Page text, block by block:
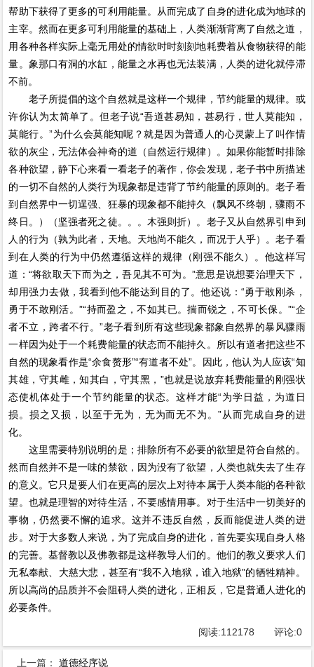
帮助下获得了更多的可利用能量。从而完成了自身的进化成为地球的
主宰。然而在更多可利用能量的基础上，人类渐渐背离了自然之道，
用各种各样实际上毫无用处的情欲时时刻刻地耗费着从食物获得的能
量。象那口有洞的水缸，能量之水再也无法装满，人类的进化就停滞
不前。
老子所提倡的这个自然就是这样一个规律，节约能量的规律。或
许你认为太简单了。但老子说“吾道甚易知，甚易行，世人莫能知，
莫能行。”为什么会莫能知呢？就是因为普通人的心灵蒙上了叫作情
欲的灰尘，无法体会神奇的道（自然运行规律）。如果你能暂时排除
各种欲望，静下心来看一看老子的著作，你会发现，老子书中所描述
的一切不自然的人类行为现象都是违背了节约能量的原则的。老子看
到自然界中一切逞强、狂暴的现象都不能持久（飘风不终朝，骤雨不
终日。）（坚强者死之徒。。。木强则折）。老子又从自然界引申到
人的行为（孰为此者，天地。天地尚不能久，而况于人乎）。老子看
到在人类的行为中仍然遵循这样的规律（刚强不能久）。他这样写
道：“将欲取天下而为之，吾见其不可为。”意思是说想要治理天下，
却用强力去做，我看到他不能达到目的了。他还说：“勇于敢刚杀，
勇于不敢刚活。”“持而盈之，不如其已。揣而锐之，不可长保。”“企
者不立，跨者不行。”老子看到所有这些现象都象自然界的暴风骤雨
一样因为处于一个耗费能量的状态而不能持久。所以有道者把这些不
自然的现象看作是“余食赘形”“有道者不处”。因此，他认为人应该“知
其雄，守其雌，知其白，守其黑，”也就是说放弃耗费能量的刚强状
态使机体处于一个节约能量的状态。这样才能“为学日益，为道日
损。损之又损，以至于无为，无为而无不为。”从而完成自身的进
化。
这里需要特别说明的是；排除所有不必要的欲望是符合自然的。
然而自然并不是一味的禁欲，因为没有了欲望，人类也就失去了生存
的意义。它只是要人们在更高的层次上对待本属于人类本能的各种欲
望。也就是理智的对待生活，不要感情用事。对于生活中一切美好的
事物，仍然要不懈的追求。这并不违反自然，反而能促进人类的进
步。对于大多数人来说，为了完成自身的进化，首先要实现自身人格
的完善。基督教以及佛教都是这样教导人们的。他们的教义要求人们
无私奉献、大慈大悲，甚至有“我不入地狱，谁入地狱”的牺牲精神。
所以高尚的品质并不会阻碍人类的进化，正相反，它是普通人进化的
必要条件。
阅读:112178 评论:0
上一篇：道德经序说